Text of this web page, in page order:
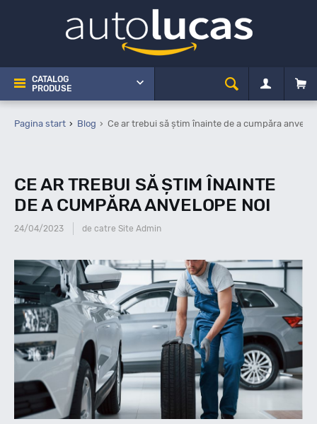
CATALOG
PRODUSE
Pagina start Blog Ce ar trebui să știm înainte de a cumpăra
CE AR TREBUI SĂ ȘTIM ÎNAINTE
DE A CUMPĂRA ANVELOPE NOI
24/04/2023 de catre Site Admin